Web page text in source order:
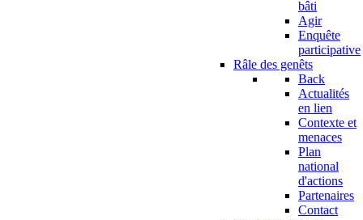
bâti
Agir
Enquête
participative
Râle des genêts
Back
Actualités
en lien
Contexte et
menaces
Plan
national
d'actions
Partenaires
Contact